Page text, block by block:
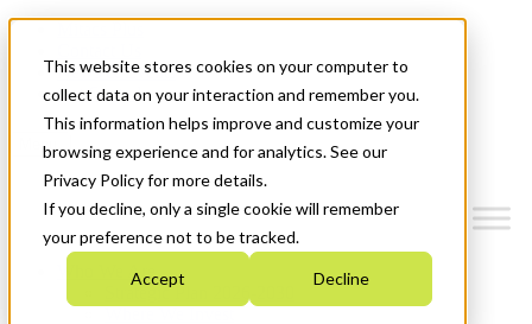
This website stores cookies on your computer to
collect data on your interaction and remember you.
This information helps improve and customize your
browsing experience and for analytics. See our
Privacy Policy for more details.
If you decline, only a single cookie will remember
your preference not to be tracked.
Accept Decline
News & Events
Get Started
Menu
Who We Are
Strategic Plan 2026-2030